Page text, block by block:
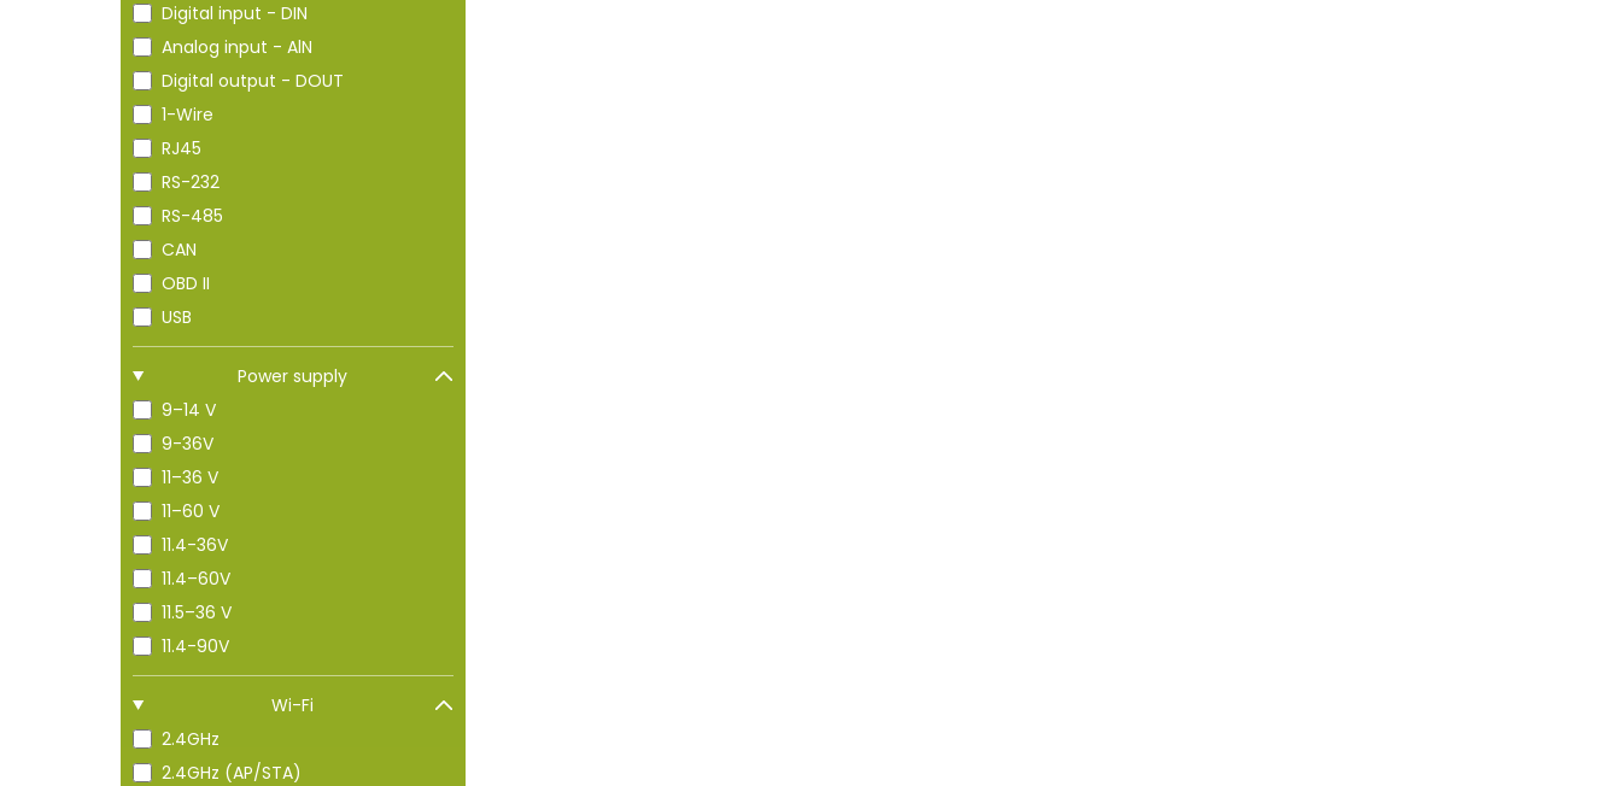
Digital input - DIN
Analog input - AlN
Digital output - DOUT
1-Wire
RJ45
RS-232
RS-485
CAN
OBD II
USB
Power supply
9–14 V
9-36V
11–36 V
11–60 V
11.4-36V
11.4–60V
11.5–36 V
11.4-90V
Wi-Fi
2.4GHz
2.4GHz (AP/STA)